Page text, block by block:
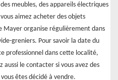
meubles, des appareils électriques
aimez acheter des objets
Mayer organise régulièrement dans
greniers. Pour savoir la date du
professionnel dans cette localité,
aussi le contacter si vous avez des
êtes décidé à vendre.